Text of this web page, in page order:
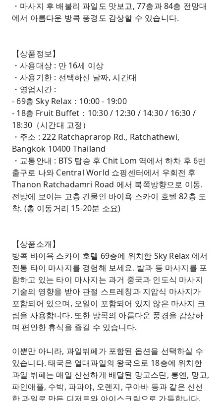
・마사지 후 배불리 과일도 맛보고, 77층과 84층 전망대
에서 아름다운 방콕 풍경도 감상할 수 있습니다.
【상품정보】
・사용대상 : 만 16세 이상
・사용기한 : 선택하신 날짜, 시간대
・영업시간 :
- 69층 Sky Relax：10:00 - 19:00
- 18층 Fruit Buffet：10:30 / 12:30 / 14:30 / 16:30 /
18:30（시간대 고정）
・주소 : 222 Ratchaprarop Rd., Ratchathewi,
Bangkok 10400 Thailand
・교통안내 : BTS 탑승 후 Chit Lom 역에서 하차 후 6번
출구로 나와 Central World 쇼핑센터에서 우회전 후
Thanon Ratchadamri Road 에서 북쪽방향으로 이동.
전방에 보이는 고층 건물인 바이욕 스카이 호텔 82층 도
착. (총 이동거리 15-20분 소요)
【상품소개】
방콕 바이욕 스카이 호텔 69층에 위치한 Sky Relax 에서
전통 타이 마사지를 경험해 보세요. 발과 등 마사지를 포
함하고 있는 타이 마사지는 과거 중국과 인도식 마사지
기술의 영향을 받아 관절 스트레칭과 지압식 마사지가
포함되어 있으며, 오일이 포함되어 있지 않은 마사지 크
림을 사용합니다. 또한 방콕의 아름다운 풍경을 감상하
며 편안한 휴식을 즐길 수 있습니다.
이뿐만 아니라, 과일뷔페가 포함된 옵션을 선택하실 수
있습니다. 태국은 열대과일의 왕국으로 18층에 위치한
과일 뷔페는 매일 신선하게 배달된 망고스틴, 롱옌, 망고,
파인애플, 수박, 파파야, 오렌지, 구아바 등과 같은 신선
한 과일로 만든 디저트와 아이스크림으로 가득합니다.